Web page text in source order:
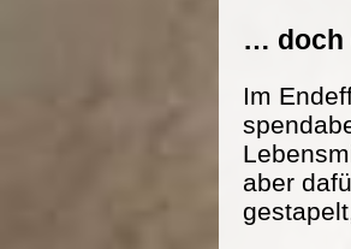
… doch
Im
aber